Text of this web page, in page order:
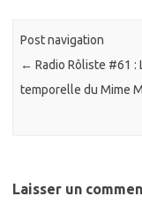
Post navigation
← Radio Rôliste #61 :
temporelle du Mime
Laisser un